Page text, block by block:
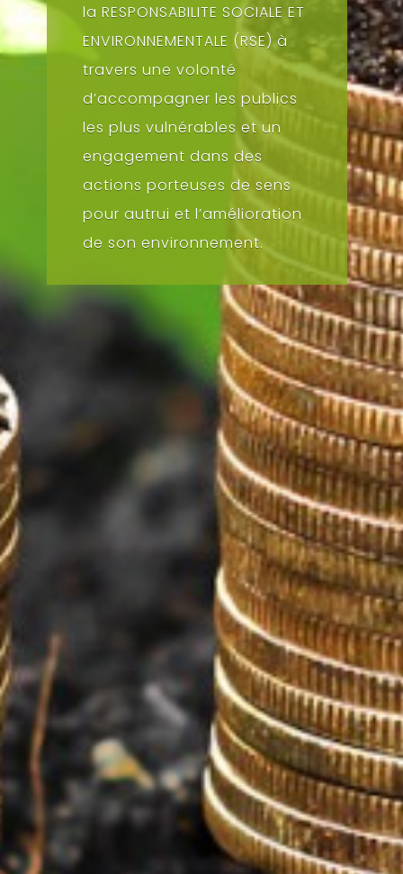
la RESPONSABILITE SOCIALE ET
ENVIRONNEMENTALE (RSE) à
travers une volonté
d’accompagner les publics
les plus vulnérables et un
engagement dans des
actions porteuses de sens
pour autrui et l’amélioration
de son environnement.